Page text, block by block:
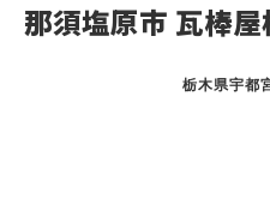
那須塩原市 瓦棒
栃木県宇都